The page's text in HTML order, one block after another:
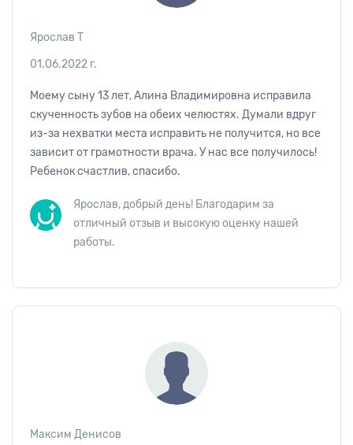
Ярослав Т
01.06.2022 г.
Моему сыну 13 лет, Алина Владимировна исправила
скученность зубов на обеих челюстях. Думали вдруг
из-за нехватки места исправить не получится, но все
зависит от грамотности врача. У нас все получилось!
Ребенок счастлив, спасибо.
Ярослав, добрый день! Благодарим за
отличный отзыв и высокую оценку нашей
работы.
Максим Денисов